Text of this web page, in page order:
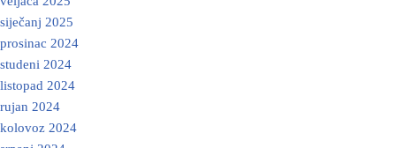
siječanj 2025
prosinac 2024
studeni 2024
listopad 2024
rujan 2024
kolovoz 2024